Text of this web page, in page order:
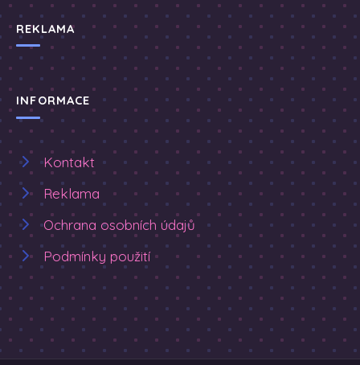
REKLAMA
INFORMACE
Kontakt
Reklama
Ochrana osobních údajů
Podmínky použití